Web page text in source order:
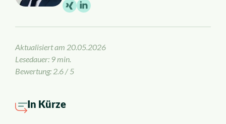
Sozialrecht
Insolvenzrecht
Alle Rechtsgebiete
Aktualisiert am 20.05.2026
Lesedauer: 9 min.
Bewertung: 2.6 / 5
In Kürze